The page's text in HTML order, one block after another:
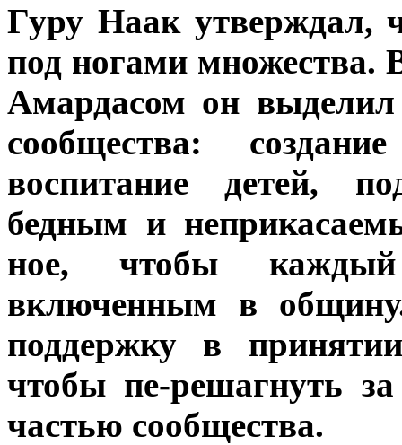
Гуру Наак утверждал,
под ногами множества.
Амардасом он
сообщества:
воспитание детей,
бедным и
ное, чтобы
включенным в
поддержку в
чтобы пе-решагнуть
частью сообщества.